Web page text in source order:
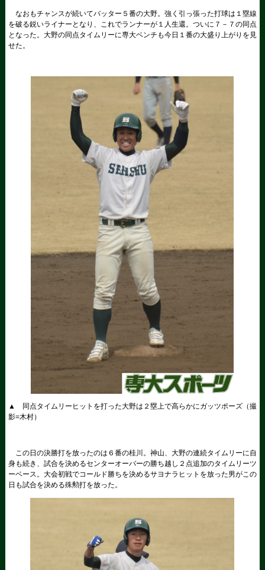
なおもチャンスが続いてバッター５番の大野。強く引っ張った打球は１塁線
を破る鋭いライナーとなり、これでランナーが１人生還。ついに７－７の同点
となった。大野の同点タイムリーに専大ベンチも今日１番の大盛り上がりを見
せた。
▲ 同点タイムリーヒットを打った大野は２塁上で高らかにガッツポーズ（撮
影=木村）
この日の決勝打を放ったのは６番の桂川。神山、大野の連続タイムリーに自
身も続き、試合を決めるセンターオーバーの勝ち越し２点追加のタイムリーツ
ーベース。大会初戦でコールド勝ちを決めるサヨナラヒットを放った男がこの
日も試合を決める殊勲打を放った。